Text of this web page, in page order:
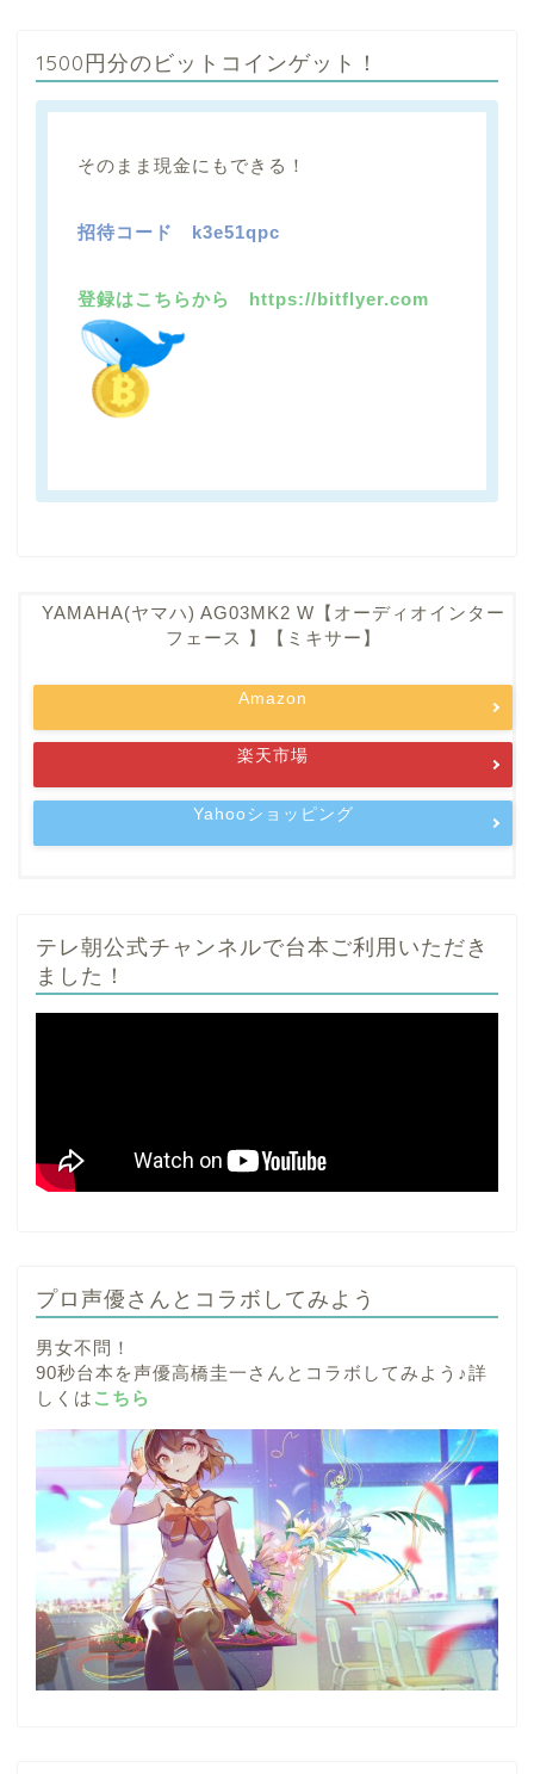
1500円分のビットコインゲット！
そのまま現金にもできる！
招待コード k3e51qpc
登録はこちらから https://bitflyer.com
YAMAHA(ヤマハ) AG03MK2 W【オーディオインター
フェース 】【ミキサー】
Amazon
楽天市場
Yahooショッピング
テレ朝公式チャンネルで台本ご利用いただき
ました！
プロ声優さんとコラボしてみよう
男女不問！
90秒台本を声優高橋圭一さんとコラボしてみよう♪詳
しくは こちら